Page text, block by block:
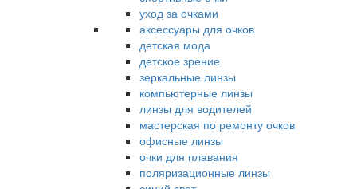
уход за очками
аксессуары для очков
детская мода
детское зрение
зеркальные линзы
компьютерные линзы
линзы для водителей
мастерская по ремонту очков
офисные линзы
очки для плавания
поляризационные линзы